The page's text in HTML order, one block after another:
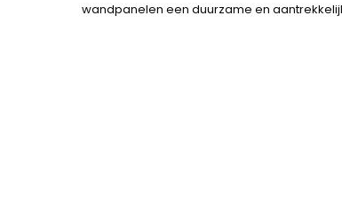
wandpanelen een duurzame en